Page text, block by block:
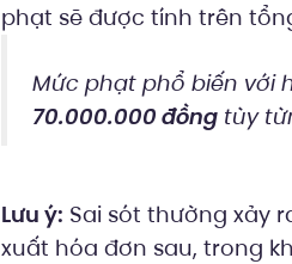
phạt sẽ được tính trên
Mức phạt phổ biến với
70.000.000 đồngtùy
Lưu ý: Sai sót thường xảy
xuất hóa đơn sau, trong